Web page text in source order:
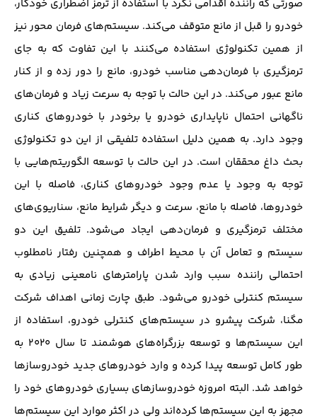
صورتی که راننده اقدامی نکرد با استفاده از ترمز اضطراری خودکار،
خودرو را قبل از مانع متوقف می‌کند. سیستم‌های فرمان محور نیز
از همین تکنولوژی استفاده می‌کنند با این تفاوت که به جای
ترمز‌گیری با فرمان‌دهی مناسب خودرو، مانع را دور زده و از کنار
مانع عبور می‌کند. در این حالت با توجه به سرعت زیاد و فرمان‌های
ناگهانی احتمال ناپایداری خودرو یا برخودر با خودر‌وهای کناری
وجود دارد. به همین دلیل استفاده تلفیقی از این دو تکنولوژی
بحث داغ محققان است. در این حالت با توسعه الگوریتم‌هایی با
توجه به وجود یا عدم وجود خودرو‌های کناری، فاصله با این
خودرو‌ها، فاصله با مانع، سرعت و دیگر شرایط مانع، سناریوی‌های
مختلف ترمز‌گیری و فرمان‌دهی ایجاد می‌شود. تلفیق این دو
سیستم و تعامل آن با محیط اطراف و همچنین رفتار نامطلوب
احتمالی راننده سبب وارد شدن پارامتر‌های نامعینی زیادی به
سیستم کنترلی خودرو می‌شود. طبق چارت زمانی اهداف شرکت
مگنا، شرکت پیشرو در سیستم‌های کنترلی خودرو، استفاده از
این سیستم‌ها و توسعه بزرگراه‌های هوشمند تا سال ۲۰۲۰ به
طور کامل توسعه پیدا کرده و وارد خودرو‌های جدید خودرو‌ساز‌ها
خواهد شد. البته امروزه خودروساز‌های بسیاری خودرو‌های خود را
مجهز به این سیستم‌ها کرده‌اند ولی در اکثر موارد این سیستم‌ها